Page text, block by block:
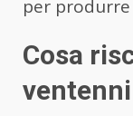
per
Cosa
ventenni